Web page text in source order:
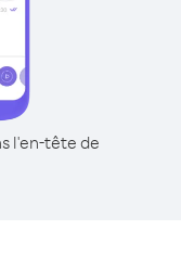
l'en-tête de